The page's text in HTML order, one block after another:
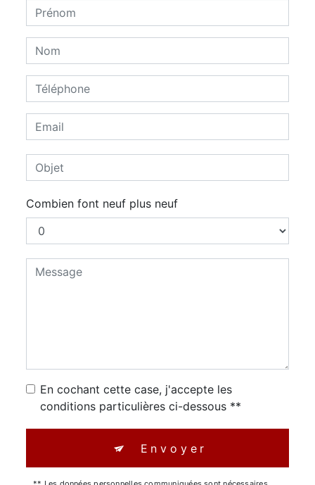
Combien font neuf plus neuf
En cochant cette case, j'accepte les
conditions particulières ci-dessous **
Envoyer